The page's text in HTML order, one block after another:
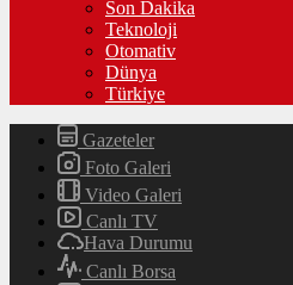
Son Dakika
Teknoloji
Otomativ
Dünya
Türkiye
Gazeteler
Foto Galeri
Video Galeri
Canlı TV
Hava Durumu
Canlı Borsa